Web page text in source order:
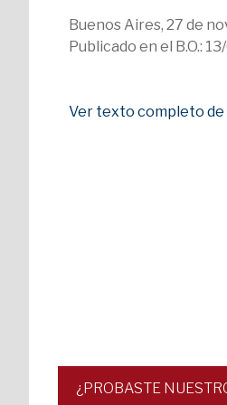
Buenos Aires, 27 de
Publicado en el B.O.:
Ver texto completo de
¿PROBASTE